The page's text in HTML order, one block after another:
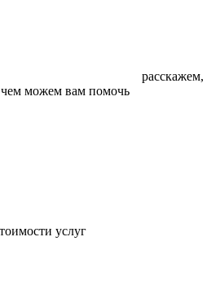
расскажем,
можем вам помочь
услуг